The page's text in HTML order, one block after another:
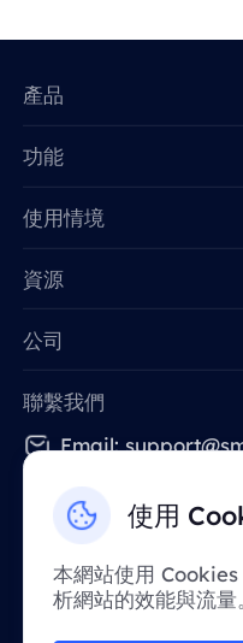
使用
本網站使用
析網站的效能與流量
產品
功能
使用情境
資源
公司
聯繫我們
Email: